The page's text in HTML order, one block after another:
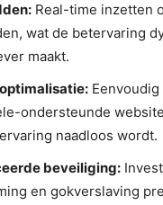
Real-time inzetten
wat de betervaring
maakt.
ondersteunde
naadloos wordt.
beveiliging:
en gokverslaving